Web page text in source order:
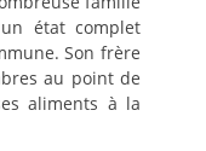
état complet
Son frère
au point de
aliments à la